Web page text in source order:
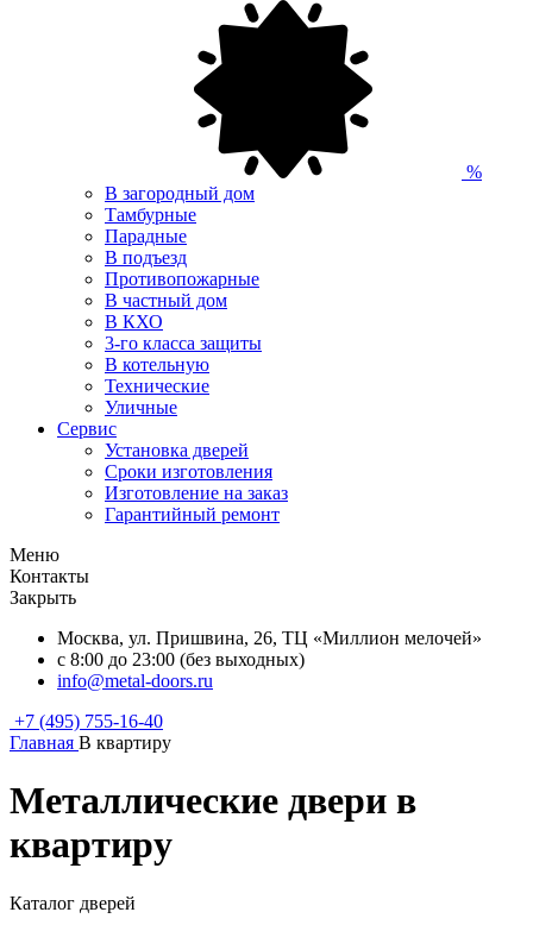
%
В загородный дом
Тамбурные
Парадные
В подъезд
Противопожарные
В частный дом
В КХО
3-го класса защиты
В котельную
Технические
Уличные
Сервис
Установка дверей
Сроки изготовления
Изготовление на заказ
Гарантийный ремонт
Меню
Контакты
Закрыть
Москва, ул. Пришвина, 26, ТЦ «Миллион мелочей»
с 8:00 до 23:00 (без выходных)
info@metal-doors.ru
+7 (495) 755-16-40
Главная В квартиру
Металлические двери в
квартиру
Каталог дверей